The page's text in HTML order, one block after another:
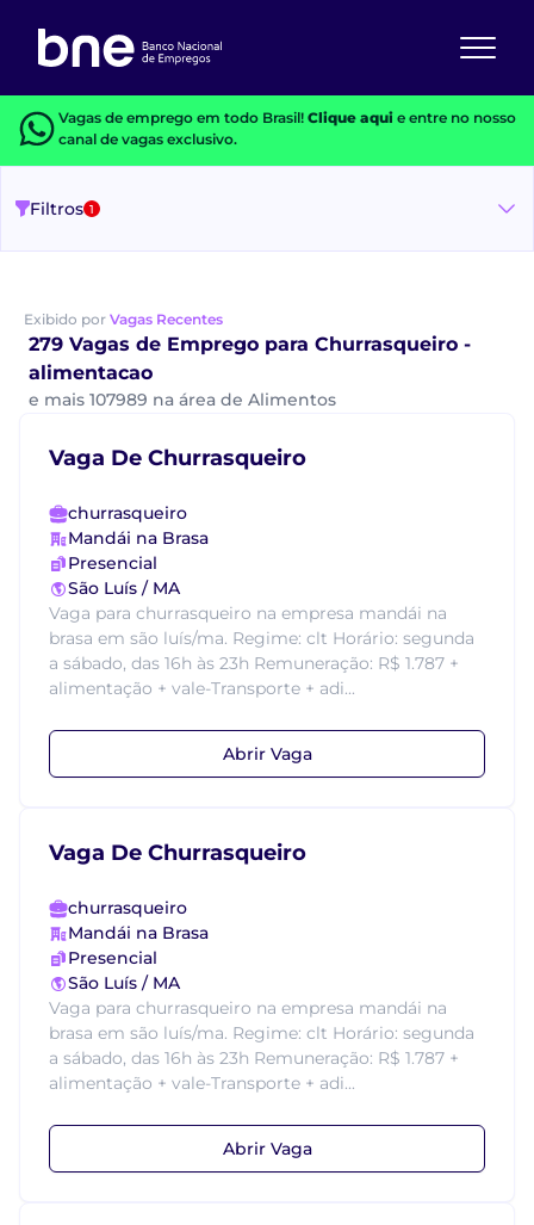
Vagas de emprego em todo Brasil! Clique aquie entre no nosso
canal de vagas exclusivo.
Filtros 1
Exibido por Vagas Recentes
279 Vagas de Emprego para Churrasqueiro -
alimentacao
e mais 107989 na área de Alimentos
Vaga De Churrasqueiro
churrasqueiro
Mandái na Brasa
Presencial
São Luís / MA
Vaga para churrasqueiro na empresa mandái na
brasa em são luís/ma. Regime: clt Horário: segunda
a sábado, das 16h às 23h Remuneração: R$ 1.787 +
alimentação + vale-Transporte + adi...
Abrir Vaga
Vaga De Churrasqueiro
churrasqueiro
Mandái na Brasa
Presencial
São Luís / MA
Vaga para churrasqueiro na empresa mandái na
brasa em são luís/ma. Regime: clt Horário: segunda
a sábado, das 16h às 23h Remuneração: R$ 1.787 +
alimentação + vale-Transporte + adi...
Abrir Vaga